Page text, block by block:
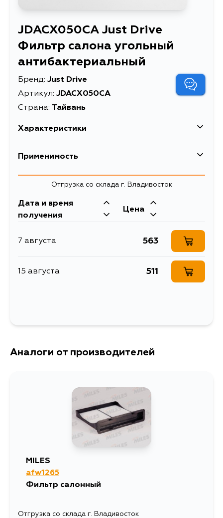
JDACX050CA Just Drive
Фильтр салона угольный
антибактериальный
Бренд: Just Drive
Артикул: JDACX050CA
Страна: Тайвань
Характеристики
Описание
Товарная группа салонные фильтры
Применимость
SubaruОтгрузка со склада г. Владивосток
Дата и время
получения
Цена
7 августа 563
15 августа 511
Аналоги от производителей
MILES
afw1265
Фильтр салонный
Отгрузка со склада г. Владивосток